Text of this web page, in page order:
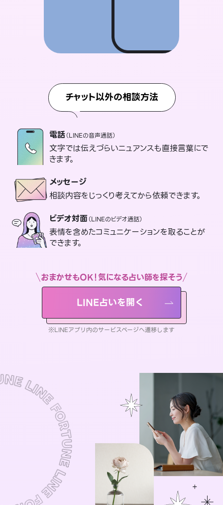
チャット以外の相談方法
電話（LINEの音声通話）
文字では伝えづらいニュアンスも直接言葉にで
きます。
メッセージ
相談内容をじっくり考えてから依頼できます。
ビデオ対面（LINEのビデオ通話）
表情を含めたコミュニケーションを取ることが
できます。
おまかせもOK！気になる占い師を探そう
LINE占いを開く
※LINEアプリ内のサービスページへ遷移します